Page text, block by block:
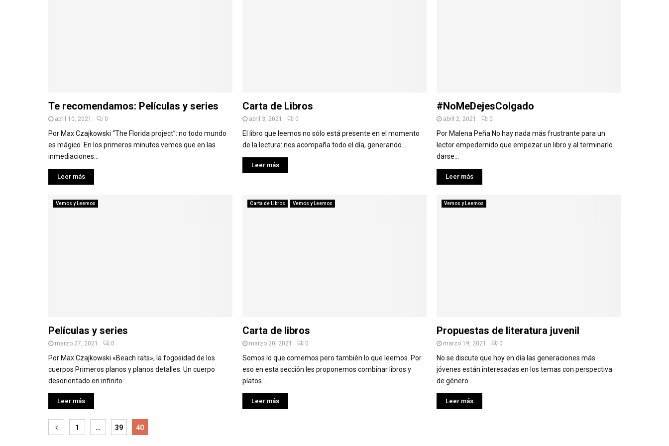
Te recomendamos: Películas y series
abril 10, 2021 0
Por Max Czajkowski “The Florida project”: no todo mundo
es mágico En los primeros minutos vemos que en las
inmediaciones...
Leer más
Carta de Libros
abril 3, 2021 0
El libro que leemos no sólo está presente en el momento
de la lectura: nos acompaña todo el día, generando...
Leer más
#NoMeDejesColgado
abril 2, 2021 0
Por Malena Peña No hay nada más frustrante para un
lector empedernido que empezar un libro y al terminarlo
darse...
Leer más
Vemos y Leemos
Películas y series
marzo 27, 2021 0
Por Max Czajkowski «Beach rats», la fogosidad de los
cuerpos Primeros planos y planos detalles. Un cuerpo
desorientado en infinito...
Leer más
Carta de Libros Vemos y Leemos
Carta de libros
marzo 20, 2021 0
Somos lo que comemos pero también lo que leemos. Por
eso en esta sección les proponemos combinar libros y
platos...
Leer más
Vemos y Leemos
Propuestas de literatura juvenil
marzo 19, 2021 0
No se discute que hoy en día las generaciones más
jóvenes están interesadas en los temas con perspectiva
de género...
Leer más
Paginación
1 … 39 40